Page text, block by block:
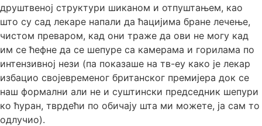
друштвеној структури шиканом и отпуштањем, као
што су сад лекаре напали да ћацијима бране лечење,
чистом преваром, кад они траже да ови не могу кад
им се ћефне да се шепуре са камерама и горилама по
интензивној нези (па показаше на тв-еу како је лекар
избацио својевременог британског премијера док се
наш формални али не и суштински председник шепури
ко ћуран, тврдећи по обичају шта ми можете, ја сам то
одлучио).